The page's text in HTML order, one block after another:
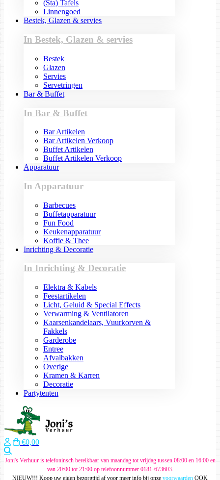
(Sta) Tafels
Linnengoed
Bestek, Glazen & servies
In Bestek, Glazen & servies
Bestek
Glazen
Servies
Servetringen
Bar & Buffet
In Bar & Buffet
Bar Artikelen
Bar Artikelen Verkoop
Buffet Artikelen
Buffet Artikelen Verkoop
Apparatuur
In Apparatuur
Barbecues
Buffetapparatuur
Fun Food
Keukenapparatuur
Koffie & Thee
Inrichting & Decoratie
In Inrichting & Decoratie
Elektra & Kabels
Feestartikelen
Licht, Geluid & Special Effects
Verwarming & Ventilatoren
Kaarsenkandelaars, Vuurkorven &
Fakkels
Garderobe
Entree
Afvalbakken
Overige
Kramen & Karren
Decoratie
Partytenten
€0,00
Joni's Verhuur is telefoninsch bereikbaar van maandag tot vrijdag tussen 08:00 en 16:00 en
van 20:00 tot 21:00 op telefoonnummer 0181-673603.
NIEUW!!! Koop uw eigen bezorgtijd af voor meer info bij onze voorwaarden OOK